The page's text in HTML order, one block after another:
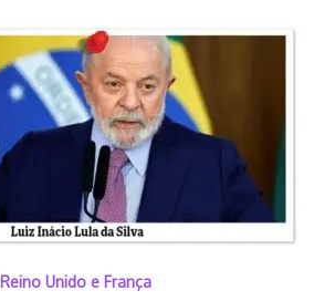
Reino Unido e França